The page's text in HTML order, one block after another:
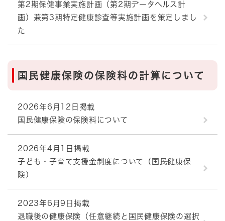
第2期保健事業実施計画（第2期データヘルス計
画）兼第3期特定健康診査等実施計画を策定しまし
た
国民健康保険の保険料の計算について
2026年6月12日掲載
国民健康保険の保険料について
2026年4月1日掲載
子ども・子育て支援金制度について（国民健康保
険）
2023年6月9日掲載
退職後の健康保険（任意継続と国民健康保険の選択